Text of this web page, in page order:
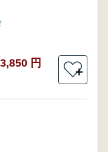
3,850 円
＋